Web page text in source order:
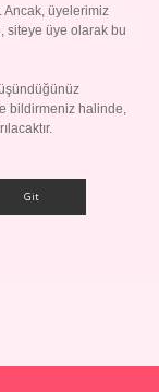
Ancak, üyelerimiz
siteye üye olarak bu
bildirmeniz halinde,